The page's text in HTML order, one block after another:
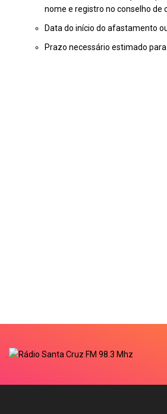
nome e registro no conselho de
Data do início do afastamento
Prazo necessário estimado